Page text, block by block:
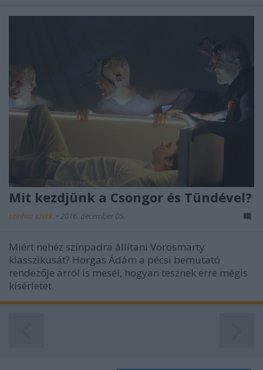
Mit kezdjünk a Csongor és Tündével?
szinhaz szerk. • 2016. december 05.
Miért nehéz színpadra állítani Vörösmarty
klasszikusát? Horgas Ádám a pécsi bemutató
rendezője arról is mesél, hogyan tesznek erre mégis
kísérletet.